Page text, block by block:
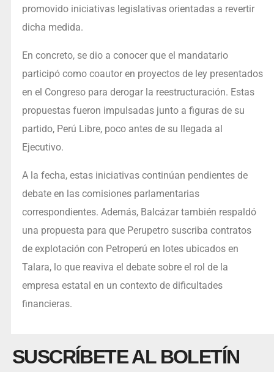
promovido iniciativas legislativas orientadas a revertir
dicha medida.
En concreto, se dio a conocer que el mandatario
participó como coautor en proyectos de ley presentados
en el Congreso para derogar la reestructuración. Estas
propuestas fueron impulsadas junto a figuras de su
partido, Perú Libre, poco antes de su llegada al
Ejecutivo.
A la fecha, estas iniciativas continúan pendientes de
debate en las comisiones parlamentarias
correspondientes. Además, Balcázar también respaldó
una propuesta para que Perupetro suscriba contratos
de explotación con Petroperú en lotes ubicados en
Talara, lo que reaviva el debate sobre el rol de la
empresa estatal en un contexto de dificultades
financieras.
SUSCRÍBETE AL BOLETÍN